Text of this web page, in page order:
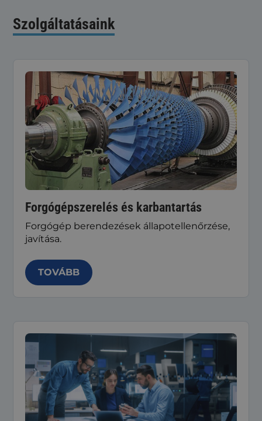
Szolgáltatásaink
Forgógépszerelés és karbantartás
Forgógép berendezések állapotellenőrzése,
javítása.
TOVÁBB